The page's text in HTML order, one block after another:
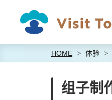
HOME 体验
组子制